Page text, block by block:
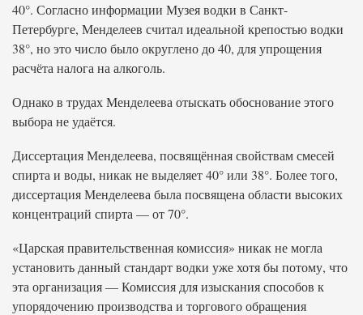
40°. Согласно информации Музея водки в Санкт-
Петербурге, Менделеев считал идеальной крепостью водки
38°, но это число было округлено до 40, для упрощения
расчёта налога на алкоголь.
Однако в трудах Менделеева отыскать обоснование этого
выбора не удаётся.
Диссертация Менделеева, посвящённая свойствам смесей
спирта и воды, никак не выделяет 40° или 38°. Более того,
диссертация Менделеева была посвящена области высоких
концентраций спирта — от 70°.
«Царская правительственная комиссия» никак не могла
установить данный стандарт водки уже хотя бы потому, что
эта организация — Комиссия для изыскания способов к
упорядочению производства и торгового обращения